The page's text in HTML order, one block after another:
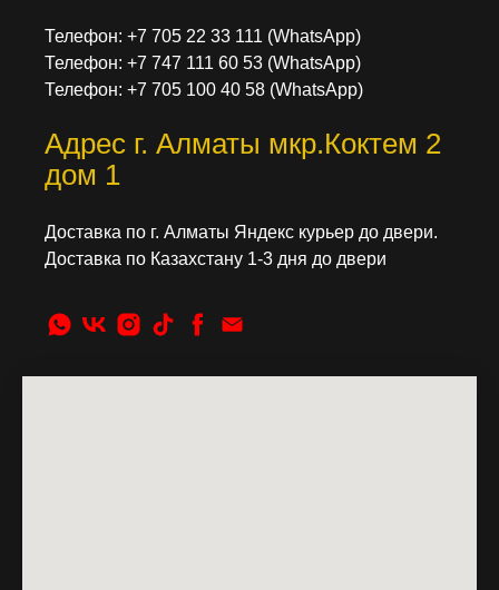
Телефон: +7 705 22 33 111 (WhatsApp)
Телефон: +7 747 111 60 53 (WhatsApp)
Телефон: +7 705 100 40 58 (WhatsApp)
Адрес г. Алматы мкр.Коктем 2
дом 1
Доставка по г. Алматы Яндекс курьер до двери.
Доставка по Казахстану 1-3 дня до двери